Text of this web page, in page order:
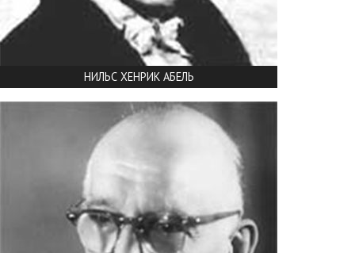
НИЛЬС ХЕНРИК АБЕЛЬ